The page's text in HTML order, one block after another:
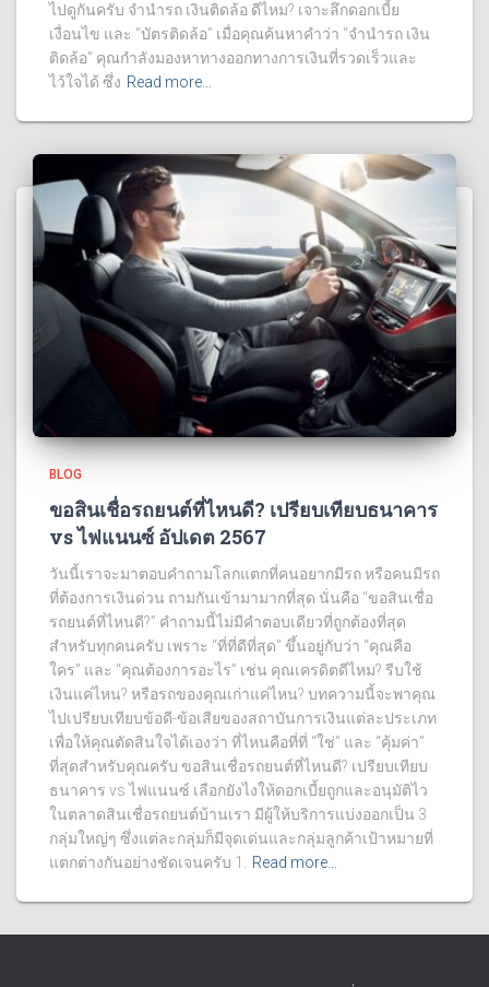
ไปดูกันครับ จํานํารถ เงินติดล้อ ดีไหม? เจาะลึกดอกเบี้ย
เงื่อนไข และ “บัตรติดล้อ” เมื่อคุณค้นหาคำว่า “จํานํารถ เงิน
ติดล้อ” คุณกำลังมองหาทางออกทางการเงินที่รวดเร็วและ
ไว้ใจได้ ซึ่ง Read more…
BLOG
ขอสินเชื่อรถยนต์ที่ไหนดี? เปรียบเทียบธนาคาร
vs ไฟแนนซ์ อัปเดต 2567
วันนี้เราจะมาตอบคำถามโลกแตกที่คนอยากมีรถ หรือคนมีรถ
ที่ต้องการเงินด่วน ถามกันเข้ามามากที่สุด นั่นคือ “ขอสินเชื่อ
รถยนต์ที่ไหนดี?” คำถามนี้ไม่มีคำตอบเดียวที่ถูกต้องที่สุด
สำหรับทุกคนครับ เพราะ “ที่ที่ดีที่สุด” ขึ้นอยู่กับว่า “คุณคือ
ใคร” และ “คุณต้องการอะไร” เช่น คุณเครดิตดีไหม? รีบใช้
เงินแค่ไหน? หรือรถของคุณเก่าแค่ไหน? บทความนี้จะพาคุณ
ไปเปรียบเทียบข้อดี-ข้อเสียของสถาบันการเงินแต่ละประเภท
เพื่อให้คุณตัดสินใจได้เองว่า ที่ไหนคือที่ที่ “ใช่” และ “คุ้มค่า”
ที่สุดสำหรับคุณครับ ขอสินเชื่อรถยนต์ที่ไหนดี? เปรียบเทียบ
ธนาคาร vs ไฟแนนซ์ เลือกยังไงให้ดอกเบี้ยถูกและอนุมัติไว
ในตลาดสินเชื่อรถยนต์บ้านเรา มีผู้ให้บริการแบ่งออกเป็น 3
กลุ่มใหญ่ๆ ซึ่งแต่ละกลุ่มก็มีจุดเด่นและกลุ่มลูกค้าเป้าหมายที่
แตกต่างกันอย่างชัดเจนครับ 1.
Read more…